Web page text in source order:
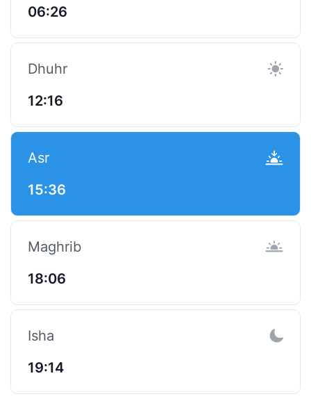
06:26
Dhuhr
12:16
Asr
15:36
Maghrib
18:06
Isha
19:14